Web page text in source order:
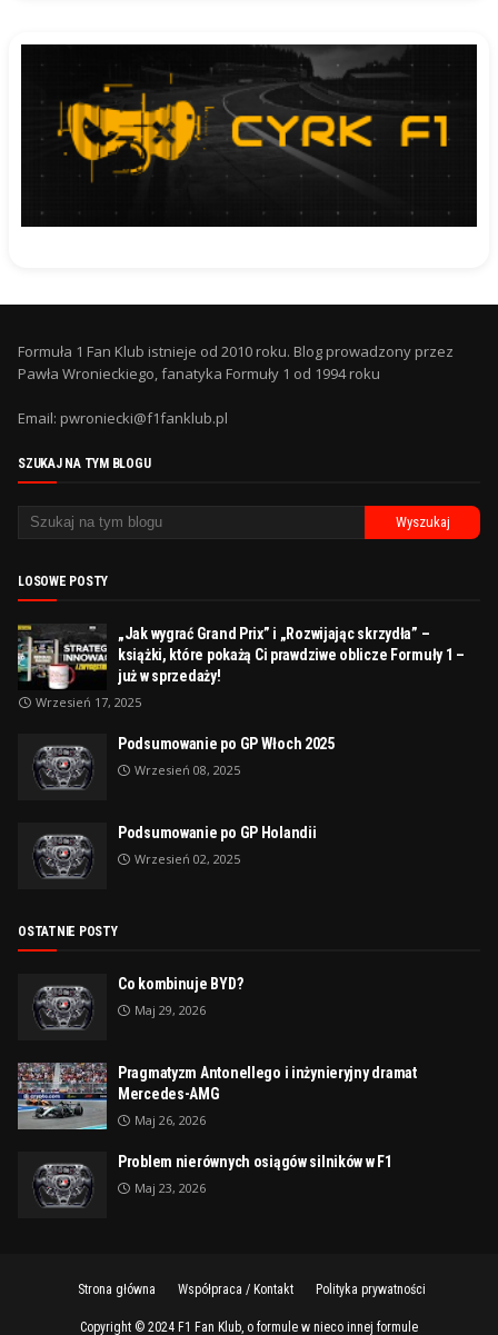
Formuła 1 Fan Klub istnieje od 2010 roku. Blog prowadzony przez
Pawła Wronieckiego, fanatyka Formuły 1 od 1994 roku
Email: pwroniecki@f1fanklub.pl
SZUKAJ NA TYM BLOGU
LOSOWE POSTY
„Jak wygrać Grand Prix” i „Rozwijając skrzydła” –
książki, które pokażą Ci prawdziwe oblicze Formuły 1 –
już w sprzedaży!
Wrzesień 17, 2025
Podsumowanie po GP Włoch 2025
Wrzesień 08, 2025
Podsumowanie po GP Holandii
Wrzesień 02, 2025
OSTATNIE POSTY
Co kombinuje BYD?
Maj 29, 2026
Pragmatyzm Antonellego i inżynieryjny dramat
Mercedes-AMG
Maj 26, 2026
Problem nierównych osiągów silników w F1
Maj 23, 2026
Strona główna Współpraca / Kontakt Polityka prywatności
Copyright © 2024 F1 Fan Klub, o formule w nieco innej formule